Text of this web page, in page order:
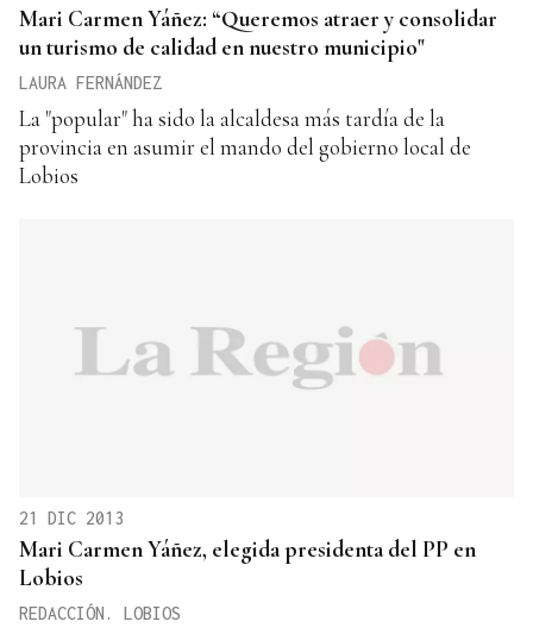
Mari Carmen Yáñez: “Queremos atraer y consolidar
un turismo de calidad en nuestro municipio"
LAURA FERNÁNDEZ
La "popular" ha sido la alcaldesa más tardía de la
provincia en asumir el mando del gobierno local de
Lobios
21 DIC 2013
Mari Carmen Yáñez, elegida presidenta del PP en
Lobios
REDACCIÓN. LOBIOS